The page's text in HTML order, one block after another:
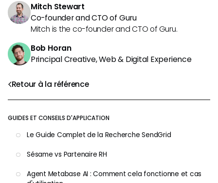
Retour à la référence
GUIDES ET CONSEILS D'APPLICATION
Le Guide Complet de la Recherche SendGrid
Sésame vs Partenaire RH
Agent Metabase AI : Comment cela fonctionne et cas
Mitch Stewart
Co-founder and CTO of Guru
Mitch is the co-founder and CTO of Guru.
Bob Horan
Principal Creative, Web & Digital Experience